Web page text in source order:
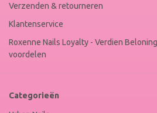
Verzenden & retourneren
Klantenservice
Roxenne Nails Loyalty - Verdien
voordelen
Categorieën